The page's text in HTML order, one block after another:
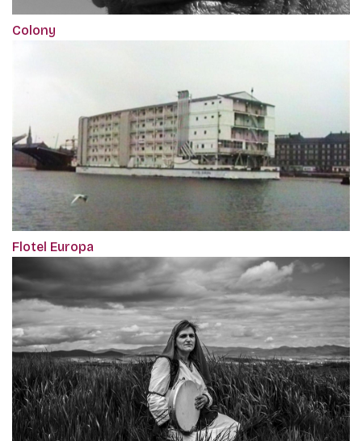
Colony
Flotel Europa